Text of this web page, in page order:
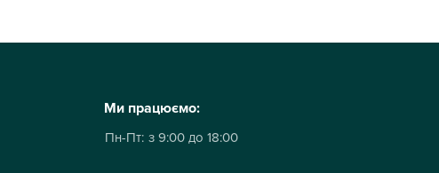
Ми працюємо:
Пн-Пт: з 9:00 до 18:00